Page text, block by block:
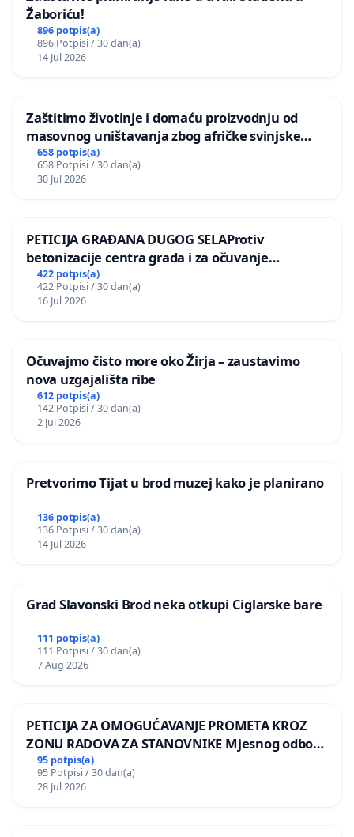
Žaboriću!
896 potpis(a)
896 Potpisi / 30 dan(a)
14 Jul 2026
Zaštitimo životinje i domaću proizvodnju od
masovnog uništavanja zbog afričke svinjske
kuge
658 potpis(a)
658 Potpisi / 30 dan(a)
30 Jul 2026
PETICIJA GRAĐANA DUGOG SELAProtiv
betonizacije centra grada i za očuvanje
postojećih zelenih površina i odraslih stabala pri
donošenju izmjena urbanističkog plana
422 potpis(a)
422 Potpisi / 30 dan(a)
16 Jul 2026
Očuvajmo čisto more oko Žirja – zaustavimo
nova uzgajališta ribe
612 potpis(a)
142 Potpisi / 30 dan(a)
2 Jul 2026
Pretvorimo Tijat u brod muzej kako je planirano
136 potpis(a)
136 Potpisi / 30 dan(a)
14 Jul 2026
Grad Slavonski Brod neka otkupi Ciglarske bare
111 potpis(a)
111 Potpisi / 30 dan(a)
7 Aug 2026
PETICIJA ZA OMOGUĆAVANJE PROMETA KROZ
ZONU RADOVA ZA STANOVNIKE Mjesnog odbora
Kamensko i Lemić Brdo
95 potpis(a)
95 Potpisi / 30 dan(a)
28 Jul 2026